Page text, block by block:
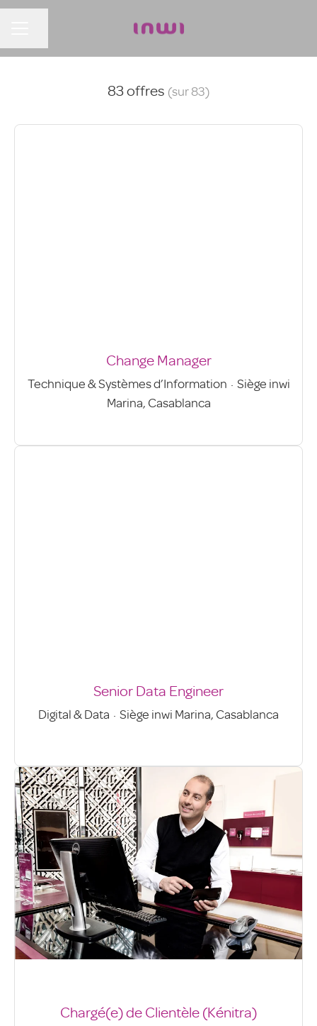
83 offres (sur 83)
Change Manager
Technique & Systèmes d’Information · Siège inwi
Marina, Casablanca
Senior Data Engineer
Digital & Data · Siège inwi Marina, Casablanca
Chargé(e) de Clientèle (Kénitra)